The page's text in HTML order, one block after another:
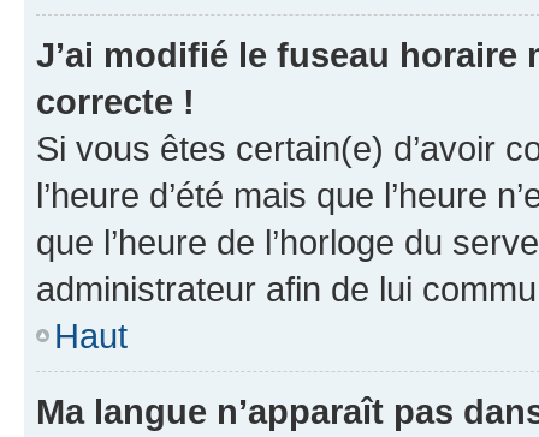
J’ai modifié le fuseau horaire
correcte !
Si vous êtes certain(e) d’avoir
l’heure d’été mais que l’heure
que l’heure de l’horloge du
administrateur afin de lui
Haut
Ma langue n’apparaît pas